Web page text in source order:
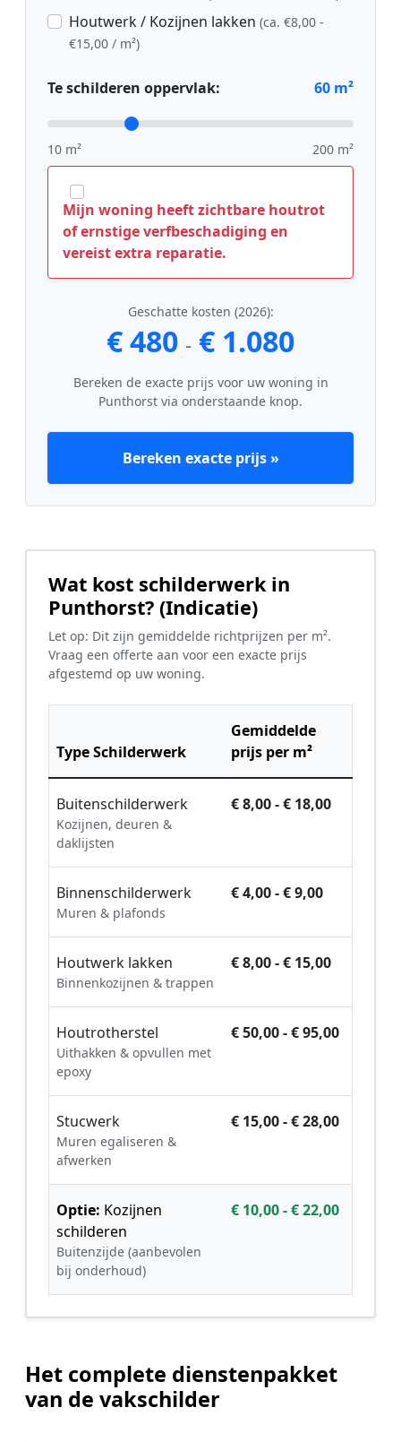
Houtwerk / Kozijnen lakken (ca. €8,00 -
€15,00 / m²)
Te schilderen oppervlak: 60 m²
10 m² 200 m²
Mijn woning heeft zichtbare houtrot
of ernstige verfbeschadiging en
vereist extra reparatie.
Geschatte kosten (2026):
€ 480 - € 1.080
Bereken de exacte prijs voor uw woning in
Punthorst via onderstaande knop.
Bereken exacte prijs »
Wat kost schilderwerk in
Punthorst? (Indicatie)
Let op: Dit zijn gemiddelde richtprijzen per m².
Vraag een offerte aan voor een exacte prijs
afgestemd op uw woning.
Type Schilderwerk
Gemiddelde
prijs per m²
Buitenschilderwerk
Kozijnen, deuren &
daklijsten
€ 8,00 - € 18,00
Binnenschilderwerk
Muren & plafonds
€ 4,00 - € 9,00
Houtwerk lakken
Binnenkozijnen & trappen
€ 8,00 - € 15,00
Houtrotherstel
Uithakken & opvullen met
epoxy
€ 50,00 - € 95,00
Stucwerk
Muren egaliseren &
afwerken
€ 15,00 - € 28,00
Optie: Kozijnen
schilderen
Buitenzijde (aanbevolen
bij onderhoud)
€ 10,00 - € 22,00
Het complete dienstenpakket
van de vakschilder